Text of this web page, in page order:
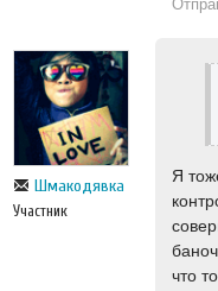
Шмакодявка
Участник
Я
что